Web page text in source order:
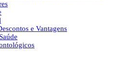
e Vantagens